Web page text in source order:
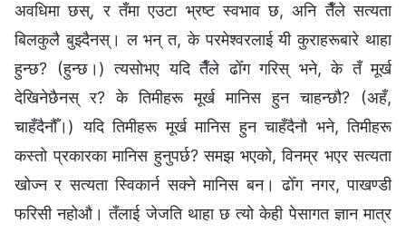
अवधिमा छस्, र तँमा एउटा भ्रष्ट स्वभाव छ, अनि तैँले सत्यता
बिलकुलै बुझ्दैनस्। ल भन् त, के परमेश्‍वरलाई यी कुराहरूबारे थाहा
हुन्छ? (हुन्छ।) त्यसोभए यदि तैँले ढोँग गरिस् भने, के तँ मूर्ख
देखिनेछैनस् र? के तिमीहरू मूर्ख मानिस हुन चाहन्छौ? (अहँ,
चाहँदैनौँ।) यदि तिमीहरू मूर्ख मानिस हुन चाहँदैनौ भने, तिमीहरू
कस्तो प्रकारका मानिस हुनुपर्छ? समझ भएको, विनम्र भएर सत्यता
खोज्न र सत्यता स्विकार्न सक्ने मानिस बन। ढोँग नगर, पाखण्डी
फरिसी नहोऔ। तँलाई जेजति थाहा छ त्यो केही पेसागत ज्ञान मात्र